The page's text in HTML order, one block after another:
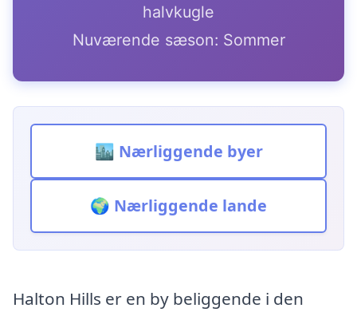
halvkugle
Nuværende sæson: Sommer
🏙️ Nærliggende byer
🌍 Nærliggende lande
Halton Hills er en by beliggende i den